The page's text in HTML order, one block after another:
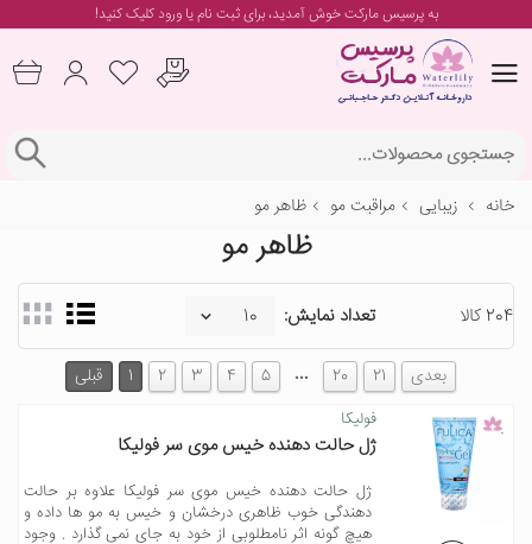
به پرسیس مارکت خوش آمدید، برایثبت نام یا ورودکلیک کنید!
خانه زیبایی مراقبت مو ظاهر مو
ظاهر مو
204 کالا تعداد نمایش:
قبلی 1 2 3 4 5 … 20 21 بعدی
فولیکا
ژل حالت دهنده خیس موی سر فولیکا
ژل حالت دهنده خیس موی سر فولیکا علاوه بر حالت
دهندگی خوب ظاهری درخشان و خیس به مو ها داده و
هیچ گونه اثر نامطلوبی از خود به جای نمی گذارد . وجود